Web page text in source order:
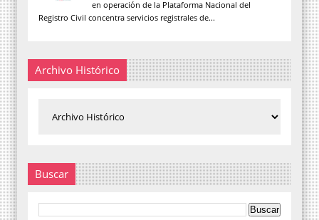
en operación de la Plataforma Nacional del
Registro Civil concentra servicios registrales de...
Archivo Histórico
Buscar